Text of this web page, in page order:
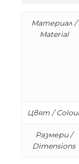
Материал /
Material
Цвят /
Размери /
Dimensions